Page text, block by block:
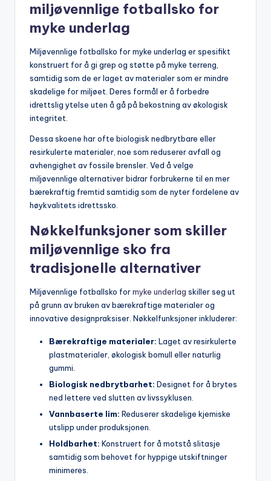
miljøvennlige fotballsko for
myke underlag
Miljøvennlige fotballsko for myke underlag er spesifikt
konstruert for å gi grep og støtte på myke terreng,
samtidig som de er laget av materialer som er mindre
skadelige for miljøet. Deres formål er å forbedre
idrettslig ytelse uten å gå på bekostning av økologisk
integritet.
Dessa skoene har ofte biologisk nedbrytbare eller
resirkulerte materialer, noe som reduserer avfall og
avhengighet av fossile brensler. Ved å velge
miljøvennlige alternativer bidrar forbrukerne til en mer
bærekraftig fremtid samtidig som de nyter fordelene av
høykvalitets idrettssko.
Nøkkelfunksjoner som skiller
miljøvennlige sko fra
tradisjonelle alternativer
Miljøvennlige fotballsko formyke underlag skiller seg ut
på grunn av bruken av bærekraftige materialer og
innovative designpraksiser. Nøkkelfunksjoner inkluderer:
Bærekraftige materialer: Laget av resirkulerte
plastmaterialer, økologisk bomull eller naturlig
gummi.
Biologisk nedbrytbarhet: Designet for å brytes
ned lettere ved slutten av livssyklusen.
Vannbaserte lim: Reduserer skadelige kjemiske
utslipp under produksjonen.
Holdbarhet: Konstruert for å motstå slitasje
samtidig som behovet for hyppige utskiftninger
minimeres.